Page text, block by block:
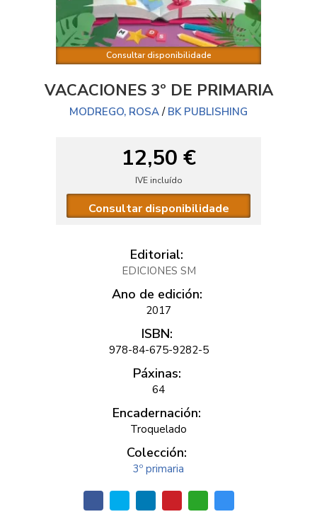
Consultar disponibilidade
VACACIONES 3º DE PRIMARIA
MODREGO, ROSA/ BK PUBLISHING
12,50 €
IVE incluído
Consultar disponibilidade
Editorial:
EDICIONES SM
Ano de edición:
2017
ISBN:
978-84-675-9282-5
Páxinas:
64
Encadernación:
Troquelado
Colección:
3º primaria